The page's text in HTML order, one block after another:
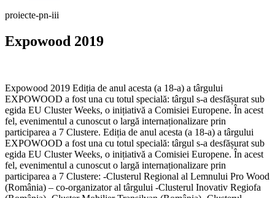
proiecte-pn-iii
Expowood 2019
Expowood 2019 Ediția de anul acesta (a 18-a) a târgului
EXPOWOOD a fost una cu totul specială: târgul s-a desfășurat sub
egida EU Cluster Weeks, o inițiativă a Comisiei Europene. În acest
fel, evenimentul a cunoscut o largă internaționalizare prin
participarea a 7 Clustere. Ediția de anul acesta (a 18-a) a târgului
EXPOWOOD a fost una cu totul specială: târgul s-a desfășurat sub
egida EU Cluster Weeks, o inițiativă a Comisiei Europene. În acest
fel, evenimentul a cunoscut o largă internaționalizare prin
participarea a 7 Clustere: -Clusterul Regional al Lemnului Pro Wood
(România) – co-organizator al târgului -Clusterul Inovativ Regiofa